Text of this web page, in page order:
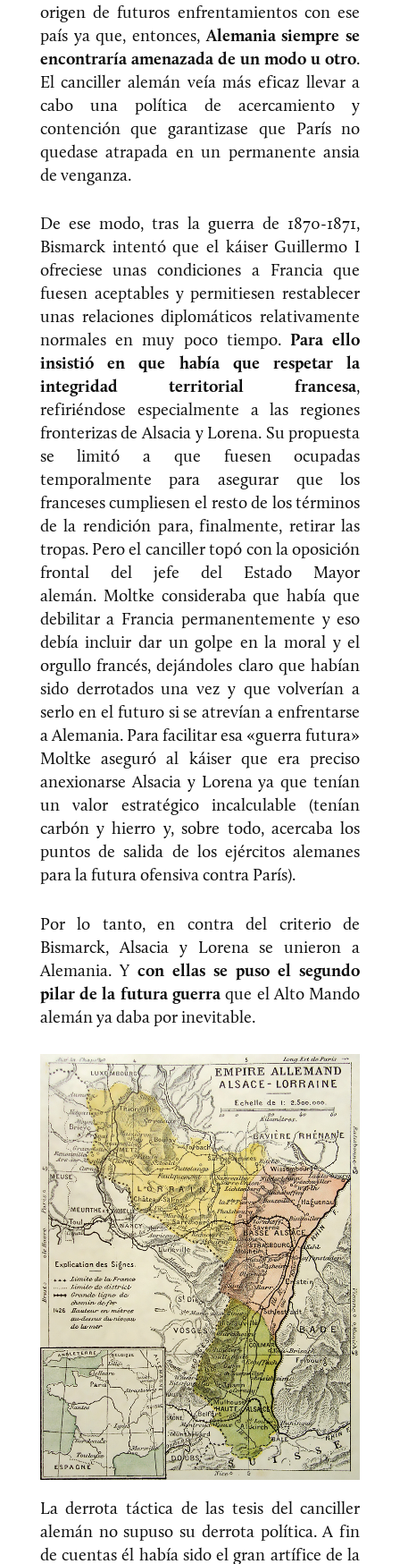
origen de futuros enfrentamientos con ese
país ya que, entonces,Alemania siempre se
encontraría amenazada de un modo u otro.
El canciller alemán veía más eficaz llevar a
cabo una política de acercamiento y
contención que garantizase que París no
quedase atrapada en un permanente ansia
de venganza.
De ese modo, tras la guerra de 1870-1871,
Bismarck intentó que el káiser Guillermo I
ofreciese unas condiciones a Francia que
fuesen aceptables y permitiesen restablecer
unas relaciones diplomáticos relativamente
normales en muy poco tiempo. Para ello
insistió en que había que respetar la
integridad territorial francesa,
refiriéndose especialmente a las regiones
fronterizas de Alsacia y Lorena. Su propuesta
se limitó a que fuesen ocupadas
temporalmente para asegurar que los
franceses cumpliesen el resto de los términos
de la rendición para, finalmente, retirar las
tropas. Pero el canciller topó con la oposición
frontal del jefe del Estado Mayor
alemán. Moltke consideraba que había que
debilitar a Francia permanentemente y eso
debía incluir dar un golpe en la moral y el
orgullo francés, dejándoles claro que habían
sido derrotados una vez y que volverían a
serlo en el futuro si se atrevían a enfrentarse
a Alemania. Para facilitar esa «guerra futura»
Moltke aseguró al káiser que era preciso
anexionarse Alsacia y Lorena ya que tenían
un valor estratégico incalculable (tenían
carbón y hierro y, sobre todo, acercaba los
puntos de salida de los ejércitos alemanes
para la futura ofensiva contra París).
Por lo tanto, en contra del criterio de
Bismarck, Alsacia y Lorena se unieron a
Alemania. Y con ellas se puso el segundo
pilar de la futura guerra que el Alto Mando
alemán ya daba por inevitable.
La derrota táctica de las tesis del canciller
alemán no supuso su derrota política. A fin
de cuentas él había sido el gran artífice de la